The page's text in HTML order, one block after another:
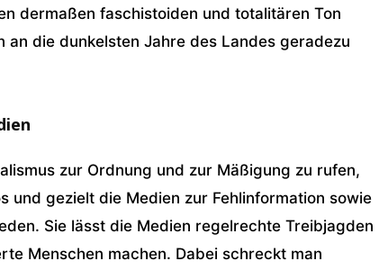
dermaßen faschistoiden und totalitären Ton
an die dunkelsten Jahre des Landes geradezu
zur Ordnung und zur Mäßigung zu rufen,
und gezielt die Medien zur Fehlinformation sowie
Sie lässt die Medien regelrechte Treibjagden
Menschen machen. Dabei schreckt man